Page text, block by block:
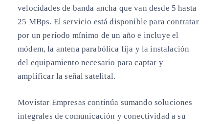
velocidades de banda ancha que van desde 5 hasta
25 MBps. El servicio está disponible para contratar
por un período mínimo de un año e incluye el
módem, la antena parabólica fija y la instalación
del equipamiento necesario para captar y
amplificar la señal satelital.
Movistar Empresas continúa sumando soluciones
integrales de comunicación y conectividad a su